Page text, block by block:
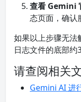
查看 Gemini
态页面，确认
如果以上步骤无法
日志文件的底部约
请查阅相关
Gemini AI 进